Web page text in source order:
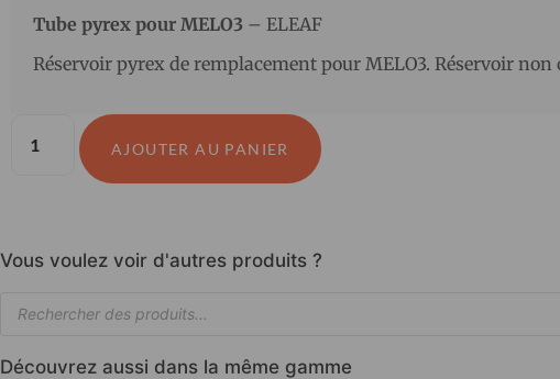
Tube pyrex pour MELO3 – ELEAF
Réservoir pyrex de remplacement pour MELO3. Réservoir
AJOUTER AU PANIER
Vous voulez voir d'autres produits ?
Découvrez aussi dans la même gamme